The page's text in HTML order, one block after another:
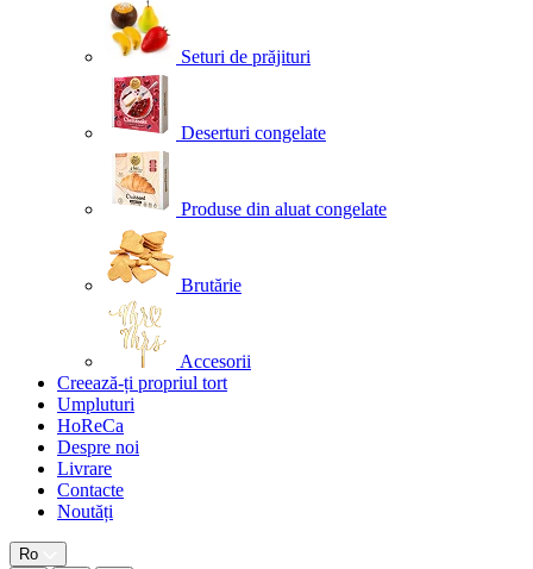
Seturi de prăjituri
Deserturi congelate
Produse din aluat congelate
Brutărie
Accesorii
Creează-ți propriul tort
Umpluturi
HoReCa
Despre noi
Livrare
Contacte
Noutăți
Ro